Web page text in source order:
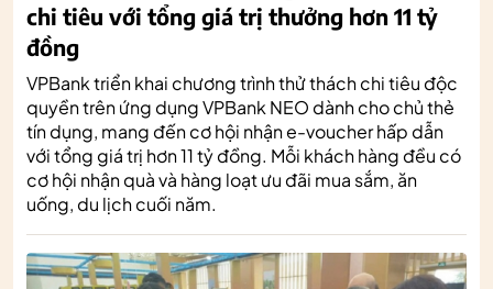
chi tiêu với tổng giá trị thưởng hơn 11 tỷ
đồng
VPBank triển khai chương trình thử thách chi tiêu độc
quyền trên ứng dụng VPBank NEO dành cho chủ thẻ
tín dụng, mang đến cơ hội nhận e-voucher hấp dẫn
với tổng giá trị hơn 11 tỷ đồng. Mỗi khách hàng đều có
cơ hội nhận quà và hàng loạt ưu đãi mua sắm, ăn
uống, du lịch cuối năm.